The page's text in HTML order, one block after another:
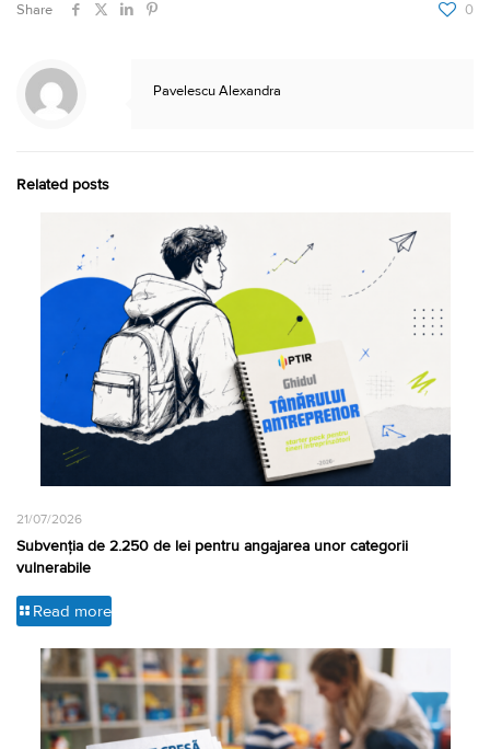
Share 0
Pavelescu Alexandra
Related posts
21/07/2026
Subvenția de 2.250 de lei pentru angajarea unor categorii
vulnerabile
Read more